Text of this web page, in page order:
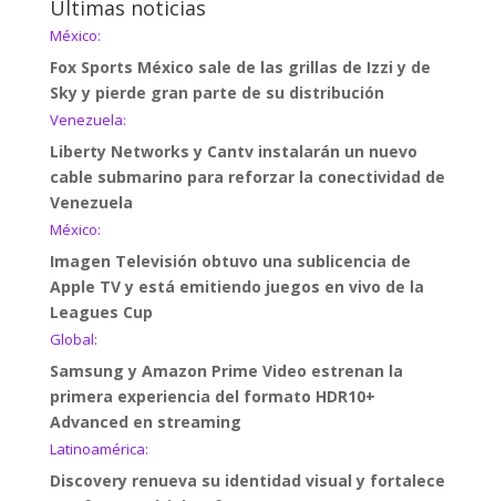
Últimas noticias
México:
Fox Sports México sale de las grillas de Izzi y de
Sky y pierde gran parte de su distribución
Venezuela:
Liberty Networks y Cantv instalarán un nuevo
cable submarino para reforzar la conectividad de
Venezuela
México:
Imagen Televisión obtuvo una sublicencia de
Apple TV y está emitiendo juegos en vivo de la
Leagues Cup
Global:
Samsung y Amazon Prime Video estrenan la
primera experiencia del formato HDR10+
Advanced en streaming
Latinoamérica:
Discovery renueva su identidad visual y fortalece